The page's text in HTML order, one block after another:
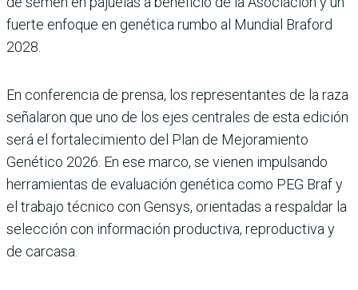
fuerte enfoque en genética rumbo al Mundial Braford
2028.
En conferencia de prensa, los representantes de la raza
señalaron que uno de los ejes centrales de esta edición
será el fortalecimiento del Plan de Mejoramiento
Genético 2026. En ese marco, se vienen impul­sando
herramientas de evalua­ción genética como PEG Braf y
el trabajo técnico con Gensys, orientadas a respaldar la
selec­ción con información produc­tiva, reproductiva y
de carcasa.